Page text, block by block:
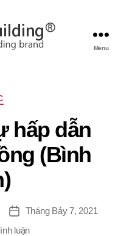
Menu
hấp dẫn
(Bình
Ngày
đăng
Tháng Bảy 7, 2021
luậnở